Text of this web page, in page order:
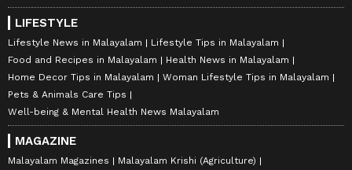
LIFESTYLE
Lifestyle News in Malayalam
Lifestyle Tips in Malayalam
Food and Recipes in Malayalam
Health News in Malayalam
Home Decor Tips in Malayalam
Woman Lifestyle Tips in Malayalam
Pets & Animals Care Tips
Well-being & Mental Health News Malayalam
MAGAZINE
Malayalam Magazines
Malayalam Krishi (Agriculture)